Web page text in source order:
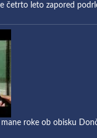
četrto leto zapored
roke ob obisku